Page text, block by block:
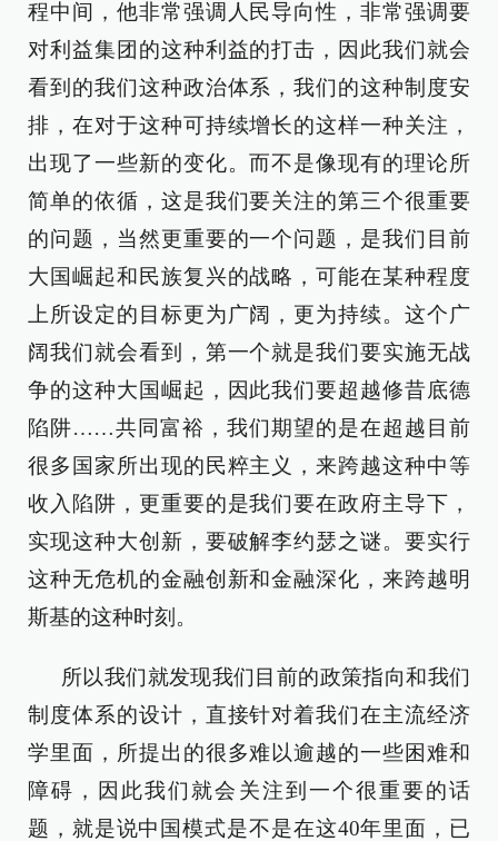
程中间，他非常强调人民导向性，非常强调要
对利益集团的这种利益的打击，因此我们就会
看到的我们这种政治体系，我们的这种制度安
排，在对于这种可持续增长的这样一种关注，
出现了一些新的变化。而不是像现有的理论所
简单的依循，这是我们要关注的第三个很重要
的问题，当然更重要的一个问题，是我们目前
大国崛起和民族复兴的战略，可能在某种程度
上所设定的目标更为广阔，更为持续。这个广
阔我们就会看到，第一个就是我们要实施无战
争的这种大国崛起，因此我们要超越修昔底德
陷阱……共同富裕，我们期望的是在超越目前
很多国家所出现的民粹主义，来跨越这种中等
收入陷阱，更重要的是我们要在政府主导下，
实现这种大创新，要破解李约瑟之谜。要实行
这种无危机的金融创新和金融深化，来跨越明
斯基的这种时刻。
所以我们就发现我们目前的政策指向和我们
制度体系的设计，直接针对着我们在主流经济
学里面，所提出的很多难以逾越的一些困难和
障碍，因此我们就会关注到一个很重要的话
题，就是说中国模式是不是在这40年里面，已